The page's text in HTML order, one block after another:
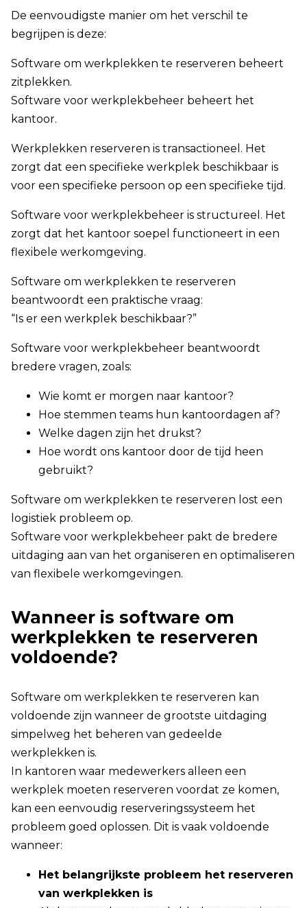
De eenvoudigste manier om het verschil te
begrijpen is deze:
Software om werkplekken te reserveren beheert
zitplekken.
Software voor werkplekbeheer beheert het
kantoor.
Werkplekken reserveren is transactioneel. Het
zorgt dat een specifieke werkplek beschikbaar is
voor een specifieke persoon op een specifieke tijd.
Software voor werkplekbeheer is structureel. Het
zorgt dat het kantoor soepel functioneert in een
flexibele werkomgeving.
Software om werkplekken te reserveren
beantwoordt een praktische vraag:
“Is er een werkplek beschikbaar?”
Software voor werkplekbeheer beantwoordt
bredere vragen, zoals:
Wie komt er morgen naar kantoor?
Hoe stemmen teams hun kantoordagen af?
Welke dagen zijn het drukst?
Hoe wordt ons kantoor door de tijd heen
gebruikt?
Software om werkplekken te reserveren lost een
logistiek probleem op.
Software voor werkplekbeheer pakt de bredere
uitdaging aan van het organiseren en optimaliseren
van flexibele werkomgevingen.
Wanneer is software om
werkplekken te reserveren
voldoende?
Software om werkplekken te reserveren kan
voldoende zijn wanneer de grootste uitdaging
simpelweg het beheren van gedeelde
werkplekken is.
In kantoren waar medewerkers alleen een
werkplek moeten reserveren voordat ze komen,
kan een eenvoudig reserveringssysteem het
probleem goed oplossen. Dit is vaak voldoende
wanneer:
Het belangrijkste probleem het reserveren
van werkplekken is